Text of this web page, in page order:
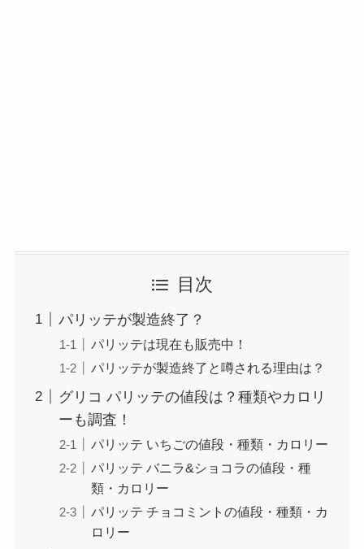
目次
パリッテが製造終了？
パリッテは現在も販売中！
パリッテが製造終了と噂される理由は？
グリコ パリッテの値段は？種類やカロリ
ーも調査！
パリッテ いちごの値段・種類・カロリー
パリッテ バニラ&ショコラの値段・種
類・カロリー
パリッテ チョコミントの値段・種類・カ
ロリー